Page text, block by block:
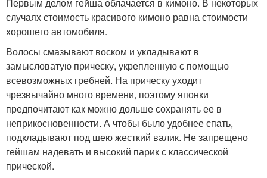
случаях стоимость красивого кимоно равна стоимости
хорошего автомобиля.
Волосы смазывают воском и укладывают в
замысловатую прическу, укрепленную с помощью
всевозможных гребней. На прическу уходит
чрезвычайно много времени, поэтому японки
предпочитают как можно дольше сохранять ее в
неприкосновенности. А чтобы было удобнее спать,
подкладывают под шею жесткий валик. Не запрещено
гейшам надевать и высокий парик с классической
прической.